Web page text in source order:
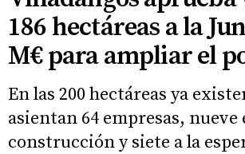
186 hectáreas a la
M€ para ampliar el
En las 200 hectáreas ya
asientan 64 empresas, nueve
construcción y siete a la